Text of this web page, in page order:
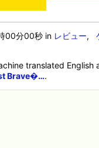
00分00秒 in レビュー,
translated English
Brave�….